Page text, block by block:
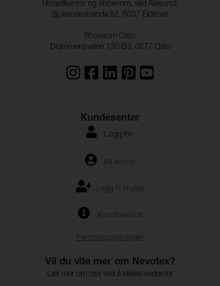
Hovedkontor og showrom, ved Ålesund:
Sjukenesstranda 52, 6037 Eidsnes
Showrom Oslo:
Drammensveien 130 B3, 0277 Oslo
Kundesenter
Logg inn
Bli kunde
Legg til bruker
Kundeservice
Personopplysninger
Vil du vite mer om Nevotex?
Les mer om oss ved å klikke nedenfor